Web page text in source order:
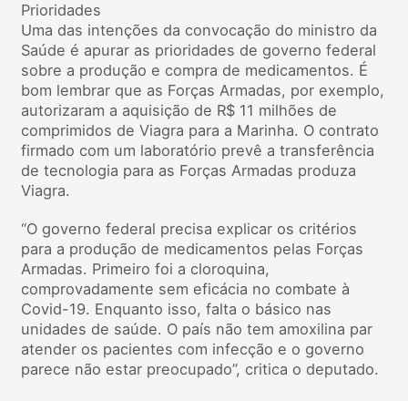
Prioridades
Uma das intenções da convocação do ministro da
Saúde é apurar as prioridades de governo federal
sobre a produção e compra de medicamentos. É
bom lembrar que as Forças Armadas, por exemplo,
autorizaram a aquisição de R$ 11 milhões de
comprimidos de Viagra para a Marinha. O contrato
firmado com um laboratório prevê a transferência
de tecnologia para as Forças Armadas produza
Viagra.
“O governo federal precisa explicar os critérios
para a produção de medicamentos pelas Forças
Armadas. Primeiro foi a cloroquina,
comprovadamente sem eficácia no combate à
Covid-19. Enquanto isso, falta o básico nas
unidades de saúde. O país não tem amoxilina par
atender os pacientes com infecção e o governo
parece não estar preocupado”, critica o deputado.